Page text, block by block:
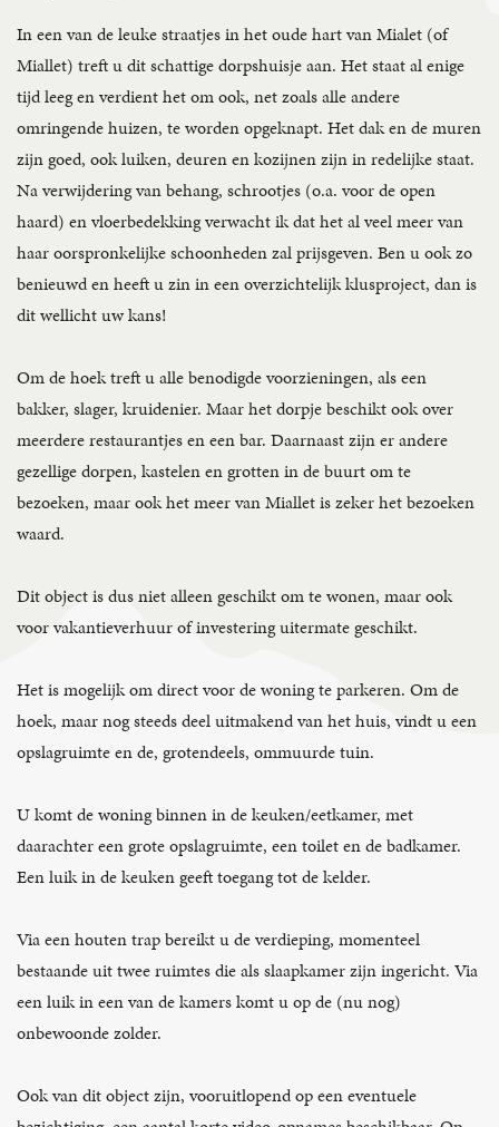
In een van de leuke straatjes in het oude hart van Mialet (of
Miallet) treft u dit schattige dorpshuisje aan. Het staat al enige
tijd leeg en verdient het om ook, net zoals alle andere
omringende huizen, te worden opgeknapt. Het dak en de muren
zijn goed, ook luiken, deuren en kozijnen zijn in redelijke staat.
Na verwijdering van behang, schrootjes (o.a. voor de open
haard) en vloerbedekking verwacht ik dat het al veel meer van
haar oorspronkelijke schoonheden zal prijsgeven. Ben u ook zo
benieuwd en heeft u zin in een overzichtelijk klusproject, dan is
dit wellicht uw kans!
Om de hoek treft u alle benodigde voorzieningen, als een
bakker, slager, kruidenier. Maar het dorpje beschikt ook over
meerdere restaurantjes en een bar. Daarnaast zijn er andere
gezellige dorpen, kastelen en grotten in de buurt om te
bezoeken, maar ook het meer van Miallet is zeker het bezoeken
waard.
Dit object is dus niet alleen geschikt om te wonen, maar ook
voor vakantieverhuur of investering uitermate geschikt.
Het is mogelijk om direct voor de woning te parkeren. Om de
hoek, maar nog steeds deel uitmakend van het huis, vindt u een
opslagruimte en de, grotendeels, ommuurde tuin.
U komt de woning binnen in de keuken/eetkamer, met
daarachter een grote opslagruimte, een toilet en de badkamer.
Een luik in de keuken geeft toegang tot de kelder.
Via een houten trap bereikt u de verdieping, momenteel
bestaande uit twee ruimtes die als slaapkamer zijn ingericht. Via
een luik in een van de kamers komt u op de (nu nog)
onbewoonde zolder.
Ook van dit object zijn, vooruitlopend op een eventuele